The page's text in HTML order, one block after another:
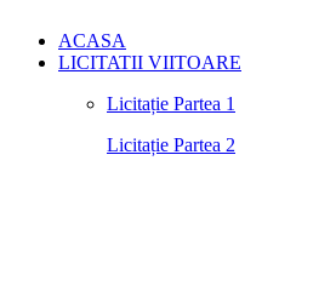
ACASA
LICITATII VIITOARE
Licitație Partea 1
Licitație Partea 2